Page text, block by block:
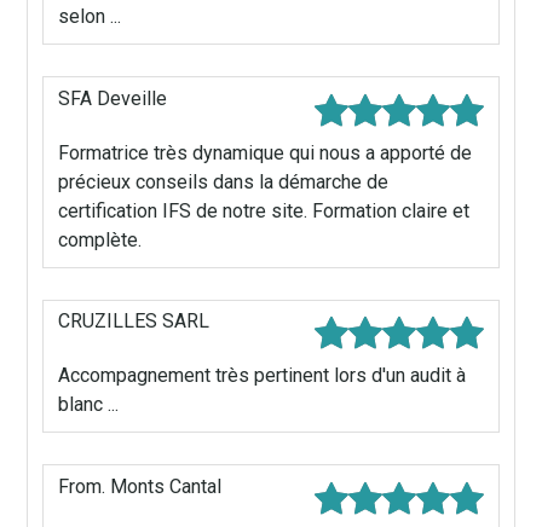
selon ...
SFA Deveille
Formatrice très dynamique qui nous a apporté de
précieux conseils dans la démarche de
certification IFS de notre site. Formation claire et
complète.
CRUZILLES SARL
Accompagnement très pertinent lors d'un audit à
blanc ...
From. Monts Cantal